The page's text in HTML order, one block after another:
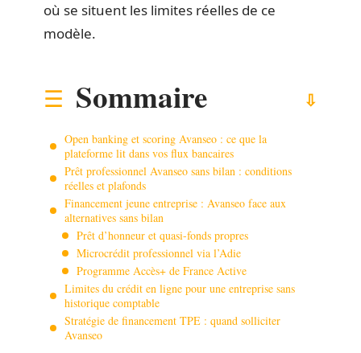
où se situent les limites réelles de ce
modèle.
Sommaire
Open banking et scoring Avanseo : ce que la
plateforme lit dans vos flux bancaires
Prêt professionnel Avanseo sans bilan : conditions
réelles et plafonds
Financement jeune entreprise : Avanseo face aux
alternatives sans bilan
Prêt d’honneur et quasi-fonds propres
Microcrédit professionnel via l’Adie
Programme Accès+ de France Active
Limites du crédit en ligne pour une entreprise sans
historique comptable
Stratégie de financement TPE : quand solliciter
Avanseo